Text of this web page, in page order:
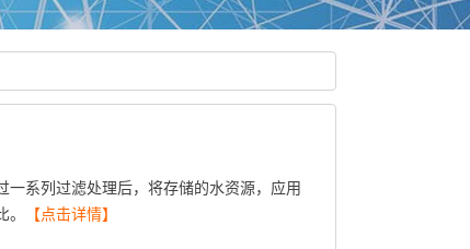
系列过滤处理后，将存储的水资源，应用
【点击详情】